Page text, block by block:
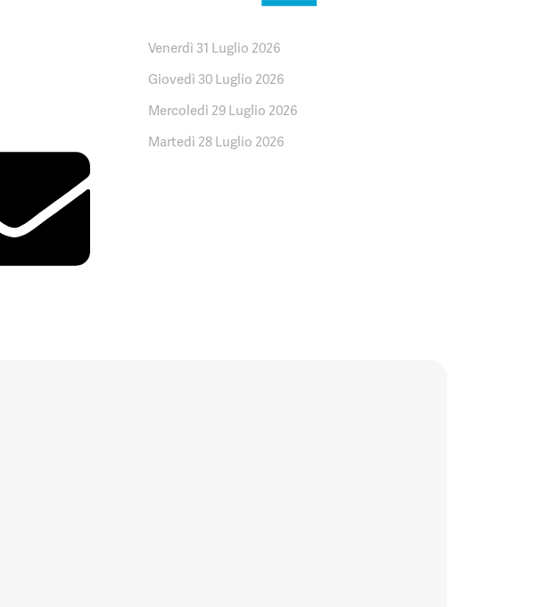
Venerdì 31 Luglio 2026
Giovedì 30 Luglio 2026
Mercoledì 29 Luglio 2026
Martedì 28 Luglio 2026